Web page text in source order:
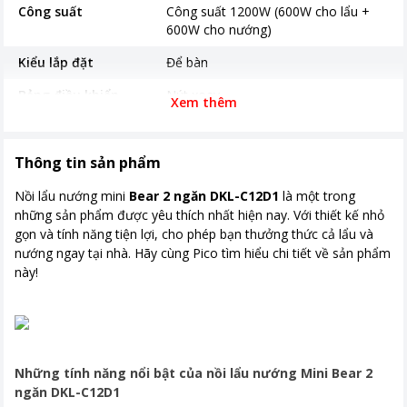
Công suất
Công suất 1200W (600W cho lẩu +
600W cho nướng)
Kiểu lắp đặt
Để bàn
Bảng điều khiển
Nút xoay
Kích thước, khối lượng
thước khoang lẩu:
193mm*128mm*23mm
Khoảng giá
Từ 500.000 - 1 triệu
Xem thêm
Thông tin sản phẩm
Nồi lẩu nướng mini Bear 2 ngăn DKL-C12D1 là một trong
những sản phẩm được yêu thích nhất hiện nay. Với thiết kế nhỏ
gọn và tính năng tiện lợi, cho phép bạn thưởng thức cả lẩu và
nướng ngay tại nhà. Hãy cùng Pico tìm hiểu chi tiết về sản phẩm
này!
Những tính năng nổi bật của nồi lẩu nướng Mini Bear 2
ngăn DKL-C12D1